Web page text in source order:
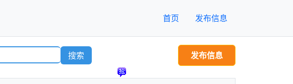
首页 发布信息
搜索 发布信息